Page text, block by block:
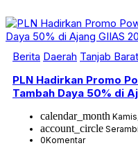
Berita Daerah Tanjab Barat
PLN Hadirkan Promo
Tambah Daya 50% di
calendar_month
account_circle
0Komentar